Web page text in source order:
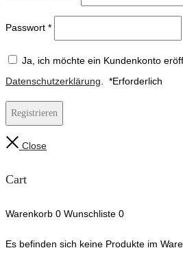
Passwort *
Ja, ich möchte ein Kundenkonto
Datenschutzerklärung. *Erforderlich
Registrieren
Close
Cart
Warenkorb 0 Wunschliste 0
Es befinden sich keine Produkte im